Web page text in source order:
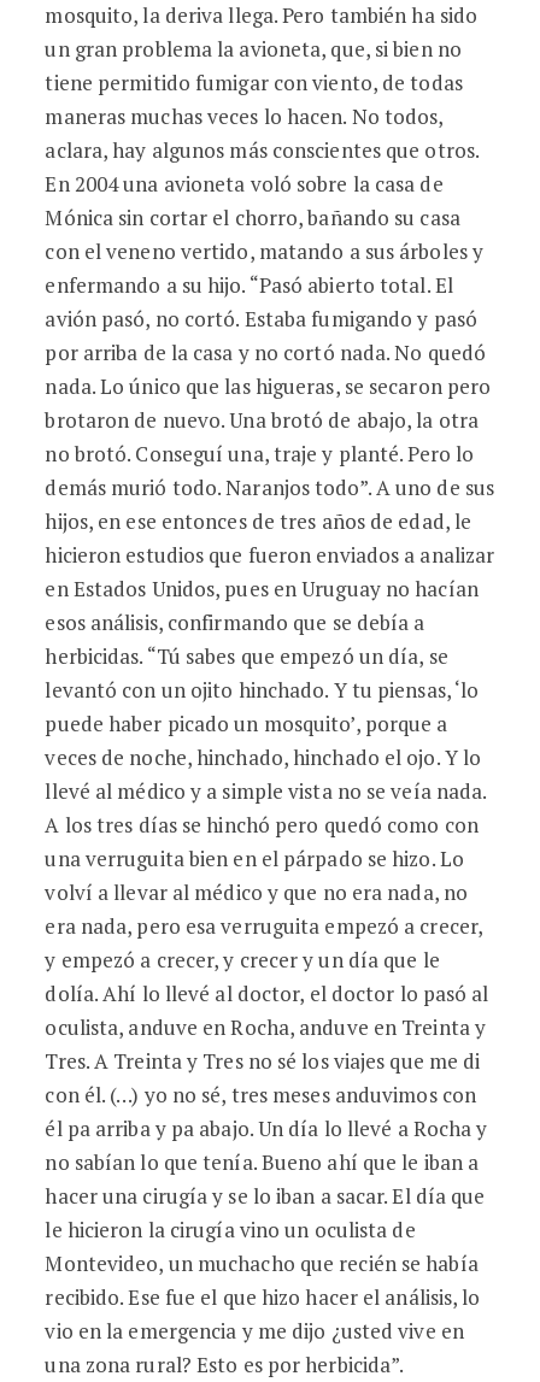
mosquito, la deriva llega. Pero también ha sido
un gran problema la avioneta, que, si bien no
tiene permitido fumigar con viento, de todas
maneras muchas veces lo hacen. No todos,
aclara, hay algunos más conscientes que otros.
En 2004 una avioneta voló sobre la casa de
Mónica sin cortar el chorro, bañando su casa
con el veneno vertido, matando a sus árboles y
enfermando a su hijo. “Pasó abierto total. El
avión pasó, no cortó. Estaba fumigando y pasó
por arriba de la casa y no cortó nada. No quedó
nada. Lo único que las higueras, se secaron pero
brotaron de nuevo. Una brotó de abajo, la otra
no brotó. Conseguí una, traje y planté. Pero lo
demás murió todo. Naranjos todo”. A uno de sus
hijos, en ese entonces de tres años de edad, le
hicieron estudios que fueron enviados a analizar
en Estados Unidos, pues en Uruguay no hacían
esos análisis, confirmando que se debía a
herbicidas. “Tú sabes que empezó un día, se
levantó con un ojito hinchado. Y tu piensas, ‘lo
puede haber picado un mosquito’, porque a
veces de noche, hinchado, hinchado el ojo. Y lo
llevé al médico y a simple vista no se veía nada.
A los tres días se hinchó pero quedó como con
una verruguita bien en el párpado se hizo. Lo
volví a llevar al médico y que no era nada, no
era nada, pero esa verruguita empezó a crecer,
y empezó a crecer, y crecer y un día que le
dolía. Ahí lo llevé al doctor, el doctor lo pasó al
oculista, anduve en Rocha, anduve en Treinta y
Tres. A Treinta y Tres no sé los viajes que me di
con él. (…) yo no sé, tres meses anduvimos con
él pa arriba y pa abajo. Un día lo llevé a Rocha y
no sabían lo que tenía. Bueno ahí que le iban a
hacer una cirugía y se lo iban a sacar. El día que
le hicieron la cirugía vino un oculista de
Montevideo, un muchacho que recién se había
recibido. Ese fue el que hizo hacer el análisis, lo
vio en la emergencia y me dijo ¿usted vive en
una zona rural? Esto es por herbicida”.